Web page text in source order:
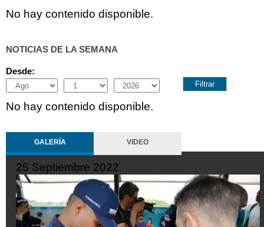
No hay contenido disponible.
NOTICIAS DE LA SEMANA
Desde:
Month
Day Year
No hay contenido disponible.
GALERÍA VIDEO
25 Septiembre 2022